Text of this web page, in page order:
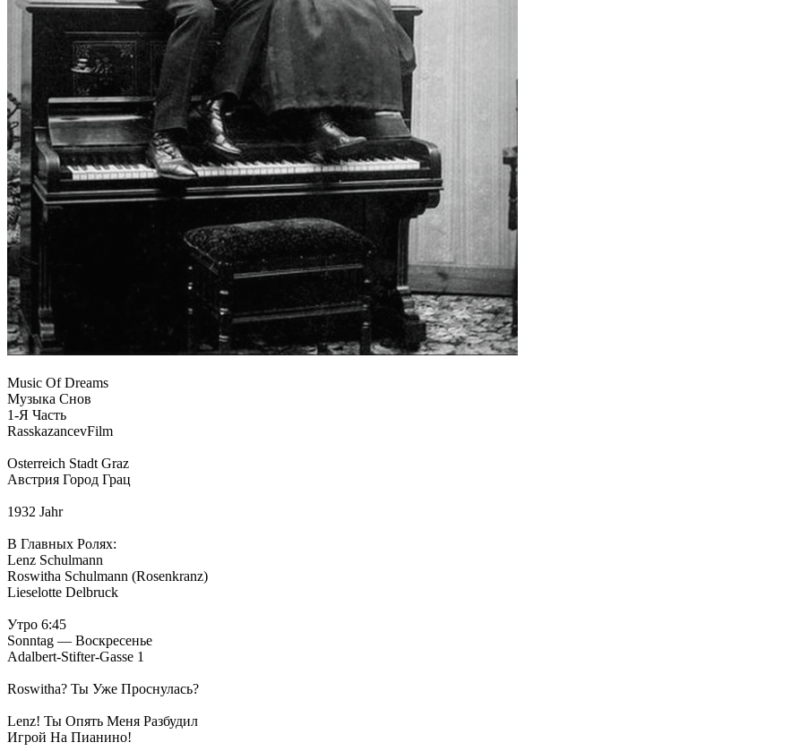
Music Of Dreams
Музыка Снов
1-Я Часть
RasskazancevFilm
Osterreich Stadt Graz
Австрия Город Грац
1932 Jahr
В Главных Ролях:
Lenz Schulmann
Roswitha Schulmann (Rosenkranz)
Lieselotte Delbruck
Утро 6:45
Sonntag — Воскресенье
Adalbert-Stifter-Gasse 1
Roswitha? Ты Уже Проснулась?
Lenz! Ты Опять Меня Разбудил
Игрой На Пианино!